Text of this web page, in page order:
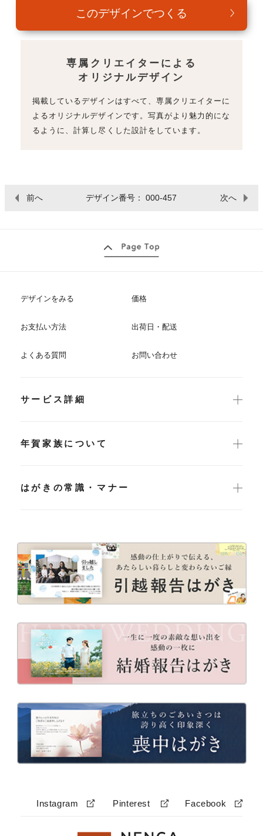
専属クリエイターによる
オリジナルデザイン
掲載しているデザインはすべて、専属クリエイターに
よるオリジナルデザインです。写真がより魅力的にな
るように、計算し尽くした設計をしています。
前へ デザイン番号： 000-457 次へ
デザインをみる 価格
お支払い方法 出荷日・配送
よくある質問 お問い合わせ
サービス詳細
年賀家族について
はがきの常識・マナー
Instagram Pinterest Facebook